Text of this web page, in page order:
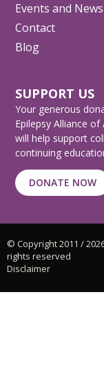
Events and News
Contact
Blog
SUPPORT US
Your generous
Epilepsy Alliance of
will help support
continuing
DONATE NOW
© Copyright 2011 /
rights reserved
Disclaimer